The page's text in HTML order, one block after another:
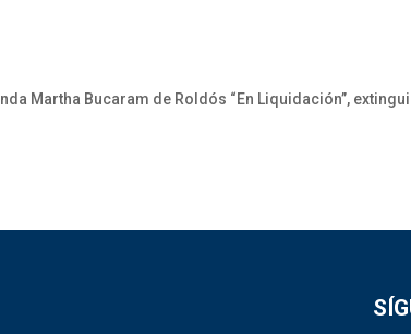
Martha Bucaram de Roldós “En Liquidación”,